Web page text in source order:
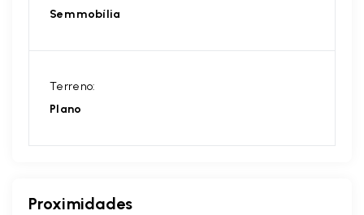
Sem mobília
Terreno:
Plano
Proximidades